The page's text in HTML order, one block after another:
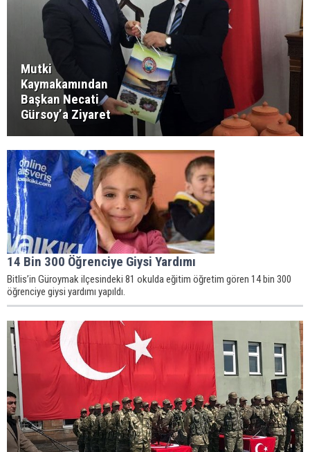
Mutki
Kaymakamından
Başkan Necati
Gürsoy’a Ziyaret
14 Bin 300 Öğrenciye Giysi Yardımı
Bitlis’in Güroymak ilçesindeki 81 okulda eğitim öğretim gören 14 bin 300
öğrenciye giysi yardımı yapıldı.